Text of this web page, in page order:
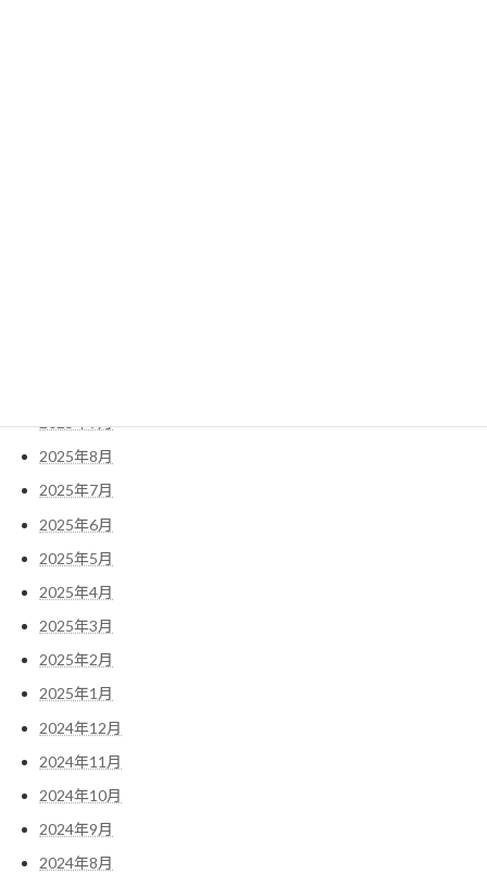
2025年9月
2025年8月
2025年7月
2025年6月
2025年5月
2025年4月
2025年3月
2025年2月
2025年1月
2024年12月
2024年11月
2024年10月
2024年9月
2024年8月